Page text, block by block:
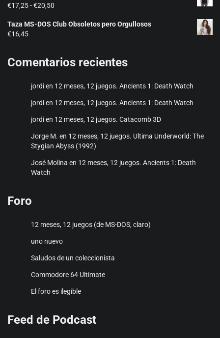
€17,25-€20,50
precios:
€20,50
Taza MS-DOS Club Obsoletos pero Orgullosos
€16,45
Comentarios recientes
jordien 12 meses, 12 juegos. Ancients 1: Death Watch
jordien 12 meses, 12 juegos. Ancients 1: Death Watch
jordien 12 meses, 12 juegos. Catacomb 3D
Jorge M. en 12 meses, 12 juegos. Ultima Underworld: The
Stygian Abyss (1992)
José Molina en 12 meses, 12 juegos. Ancients 1: Death
Watch
Foro
12 meses, 12 juegos (de MS-DOS, claro)
uno nuevo
Saludos de un coleccionista
Commodore 64 Ultimate
El foro es ilegible
Feed de Podcast